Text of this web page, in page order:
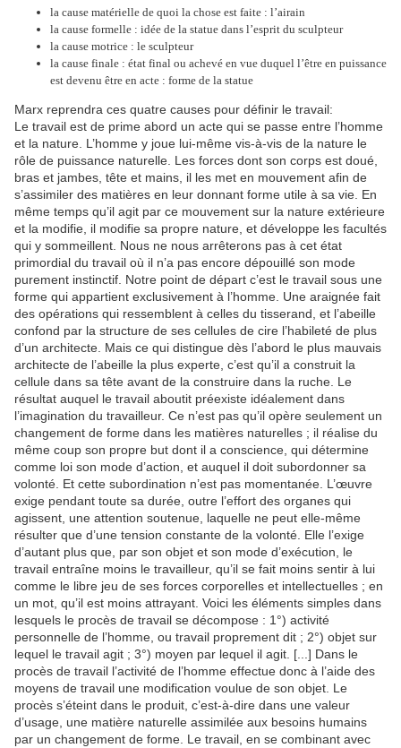
la cause matérielle de quoi la chose est faite : l’airain
la cause formelle : idée de la statue dans l’esprit du sculpteur
la cause motrice : le sculpteur
la cause finale : état final ou achevé en vue duquel l’être en puissance
est devenu être en acte : forme de la statue
Marx reprendra ces quatre causes pour définir le travail:
Le travail est de prime abord un acte qui se passe entre l’homme
et la nature. L’homme y joue lui-même vis-à-vis de la nature le
rôle de puissance naturelle. Les forces dont son corps est doué,
bras et jambes, tête et mains, il les met en mouvement afin de
s’assimiler des matières en leur donnant forme utile à sa vie. En
même temps qu’il agit par ce mouvement sur la nature extérieure
et la modifie, il modifie sa propre nature, et développe les facultés
qui y sommeillent. Nous ne nous arrêterons pas à cet état
primordial du travail où il n’a pas encore dépouillé son mode
purement instinctif. Notre point de départ c’est le travail sous une
forme qui appartient exclusivement à l’homme. Une araignée fait
des opérations qui ressemblent à celles du tisserand, et l’abeille
confond par la structure de ses cellules de cire l’habileté de plus
d’un architecte. Mais ce qui distingue dès l’abord le plus mauvais
architecte de l’abeille la plus experte, c’est qu’il a construit la
cellule dans sa tête avant de la construire dans la ruche. Le
résultat auquel le travail aboutit préexiste idéalement dans
l’imagination du travailleur. Ce n’est pas qu’il opère seulement un
changement de forme dans les matières naturelles ; il réalise du
même coup son propre but dont il a conscience, qui détermine
comme loi son mode d’action, et auquel il doit subordonner sa
volonté. Et cette subordination n’est pas momentanée. L’œuvre
exige pendant toute sa durée, outre l’effort des organes qui
agissent, une attention soutenue, laquelle ne peut elle-même
résulter que d’une tension constante de la volonté. Elle l’exige
d’autant plus que, par son objet et son mode d’exécution, le
travail entraîne moins le travailleur, qu’il se fait moins sentir à lui
comme le libre jeu de ses forces corporelles et intellectuelles ; en
un mot, qu’il est moins attrayant. Voici les éléments simples dans
lesquels le procès de travail se décompose : 1°) activité
personnelle de l’homme, ou travail proprement dit ; 2°) objet sur
lequel le travail agit ; 3°) moyen par lequel il agit. [...] Dans le
procès de travail l’activité de l’homme effectue donc à l’aide des
moyens de travail une modification voulue de son objet. Le
procès s’éteint dans le produit, c’est-à-dire dans une valeur
d’usage, une matière naturelle assimilée aux besoins humains
par un changement de forme. Le travail, en se combinant avec